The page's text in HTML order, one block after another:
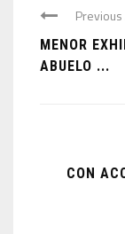
MENOR
ABUELO ...
CON